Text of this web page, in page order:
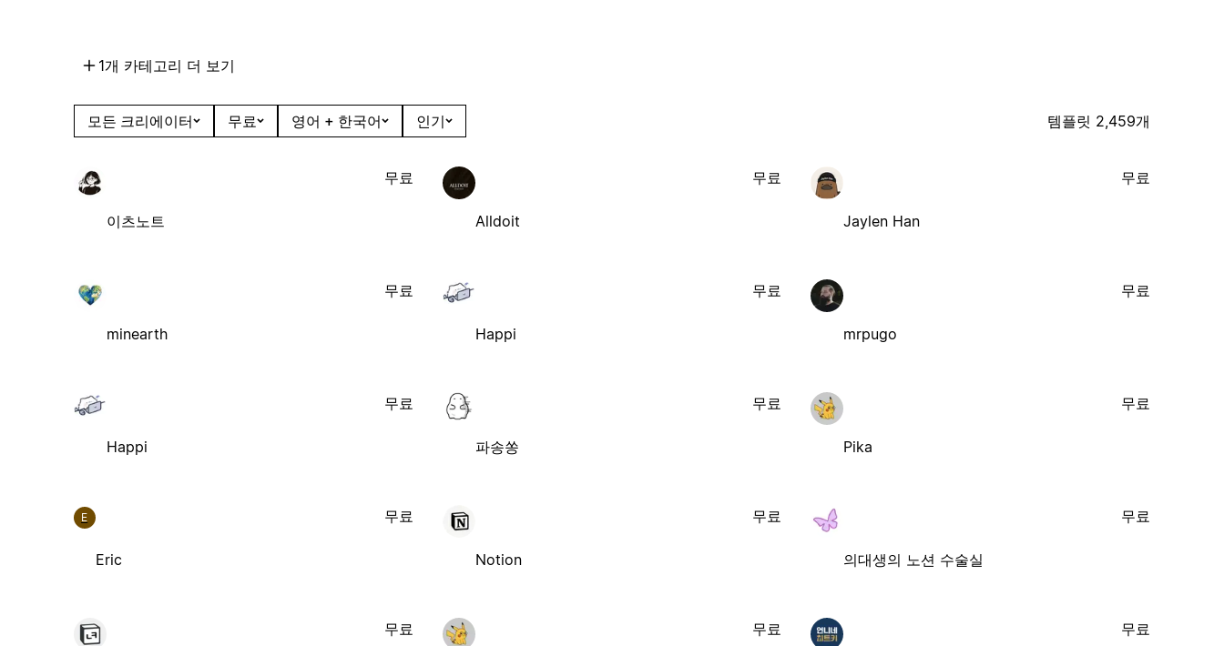
1개 카테고리 더 보기
모든 크리에이터 무료 영어 + 한국어 인기 템플릿 2,459개
이츠노트
무료
Alldoit
무료
Jaylen Han
무료
minearth
무료
Happi
무료
mrpugo
무료
Happi
무료
파송쏭
무료
Pika
무료
E
Eric
무료
Notion
무료
의대생의 노션 수술실
무료
무료 무료 무료